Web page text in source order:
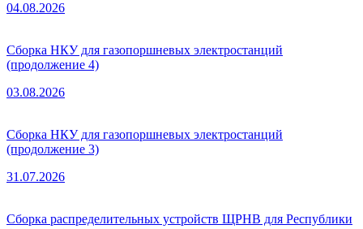
04.08.2026
Сборка НКУ для газопоршневых электростанций
(продолжение 4)
03.08.2026
Сборка НКУ для газопоршневых электростанций
(продолжение 3)
31.07.2026
Сборка распределительных устройств ЩРНВ для Республики